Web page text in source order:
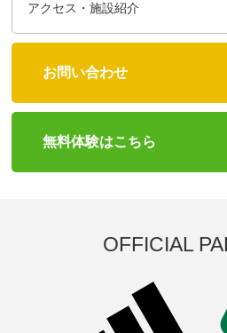
アクセス・施設紹介
お問い合わせ
無料体験はこちら
OFFICIAL